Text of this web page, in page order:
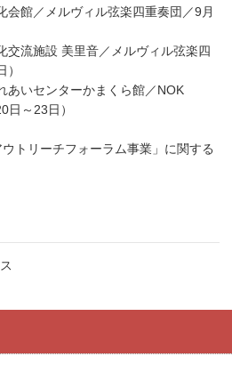
会館／メルヴィル弦楽四重奏団／9月
交流施設 美里音／メルヴィル弦楽四
あいセンターかまくら館／NOK
～23日）
トリーチフォーラム事業」に関する